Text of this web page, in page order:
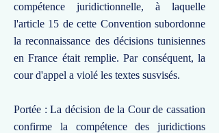
compétence juridictionnelle, à laquelle
l'article 15 de cette Convention subordonne
la reconnaissance des décisions tunisiennes
en France était remplie. Par conséquent, la
cour d'appel a violé les textes susvisés.
Portée : La décision de la Cour de cassation
confirme la compétence des juridictions